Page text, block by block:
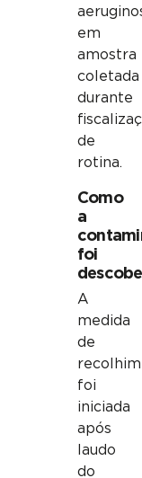
em
amostra
coletada
durante
de
rotina.
Como
a
foi
A
medida
de
foi
iniciada
após
laudo
do